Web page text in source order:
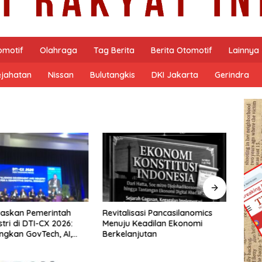
Olahraga Tag Berita Berita Otomotif Lainnya
Nissan Bulutangkis DKI Jakarta Gerindra
Pancasilanomics
Ekonomi
Arsitektur Perekonomian Abad
ke-21, Maklumat Merdeka
Barat, dan Jalan Panjang